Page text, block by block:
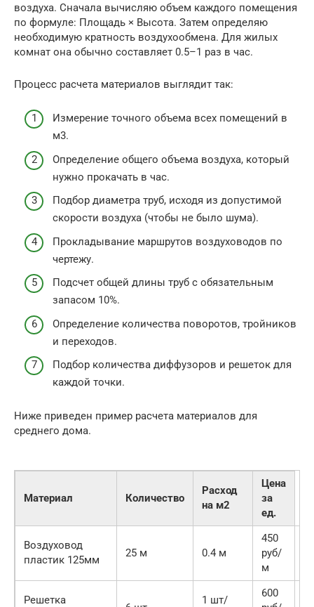
воздуха. Сначала вычисляю объем каждого помещения
по формуле: Площадь × Высота. Затем определяю
необходимую кратность воздухообмена. Для жилых
комнат она обычно составляет 0.5–1 раз в час.
Процесс расчета материалов выглядит так:
Измерение точного объема всех помещений в
м3.
Определение общего объема воздуха, который
нужно прокачать в час.
Подбор диаметра труб, исходя из допустимой
скорости воздуха (чтобы не было шума).
Прокладывание маршрутов воздуховодов по
чертежу.
Подсчет общей длины труб с обязательным
запасом 10%.
Определение количества поворотов, тройников
и переходов.
Подбор количества диффузоров и решеток для
каждой точки.
Ниже приведен пример расчета материалов для
среднего дома.
Материал Количество
Расход
на м2
Цена
за
ед.
Воздуховод
пластик 125мм
25 м 0.4 м
450
руб/
м
Решетка 1 шт/
600